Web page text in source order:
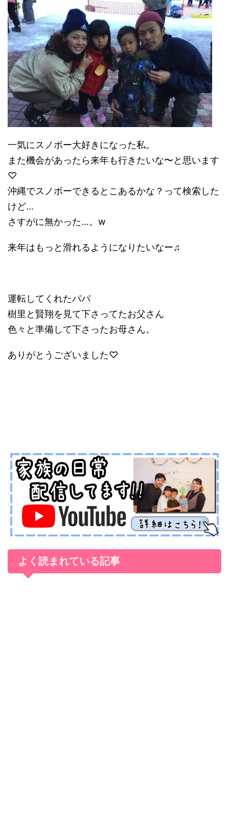
一気にスノボー大好きになった私。
また機会があったら来年も行きたいな〜と思います
♡
沖縄でスノボーできるとこあるかな？って検索した
けど…
さすがに無かった…。w
来年はもっと滑れるようになりたいなー♫
運転してくれたパパ
樹里と賢翔を見て下さってたお父さん
色々と準備して下さったお母さん。
ありがとうございました♡
よく読まれている記事